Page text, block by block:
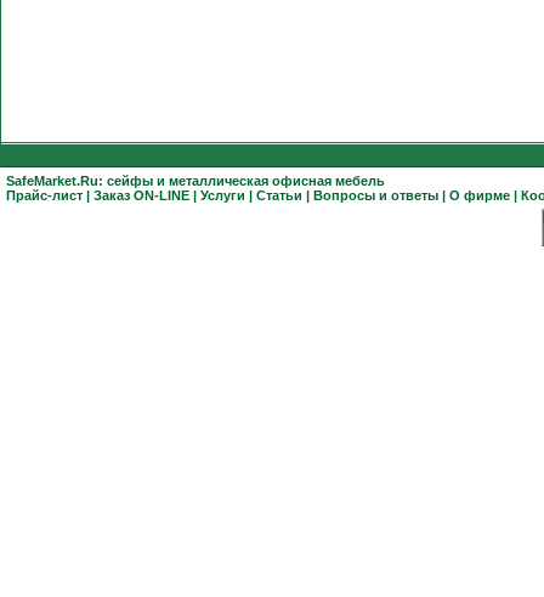
SafeMarket.Ru: сейфы и металлическая офисная мебель
Прайс-лист | Заказ ON-LINE | Услуги | Статьи | Вопросы и ответы | О фирме |